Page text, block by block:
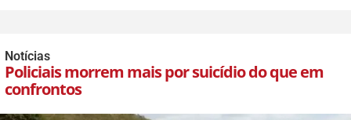
Notícias
Policiais morrem mais por suicídio do que em
confrontos